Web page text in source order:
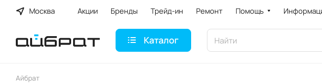
Москва Акции Бренды Трейд-ин Ремонт Помощь
Каталог
Айбрат